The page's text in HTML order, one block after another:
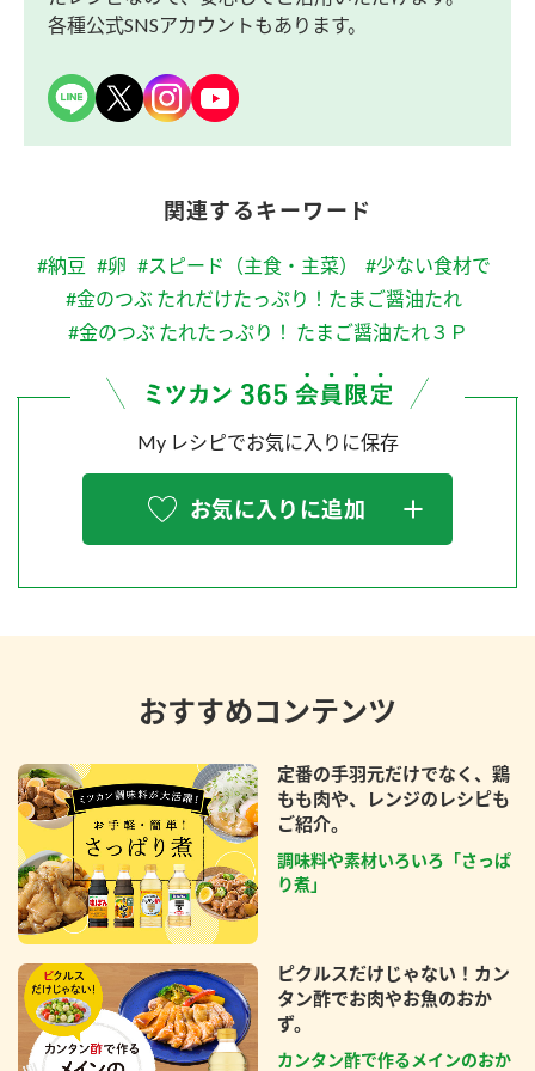
各種公式SNSアカウントもあります。
関連するキーワード
#納豆 #卵 #スピード（主食・主菜）
#少ない食材で
#金のつぶ たれだけたっぷり！たまご醤油たれ
#金のつぶ たれたっぷり！ たまご醤油たれ３Ｐ
My レシピでお気に入りに保存
お気に入りに追加
おすすめコンテンツ
定番の手羽元だけでなく、鶏
もも肉や、レンジのレシピも
ご紹介。
調味料や素材いろいろ「さっぱ
り煮」
ピクルスだけじゃない！カン
タン酢でお肉やお魚のおか
ず。
カンタン酢で作るメインのおか